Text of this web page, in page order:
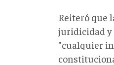
Reiteró que
juridicidad y
"cualquier